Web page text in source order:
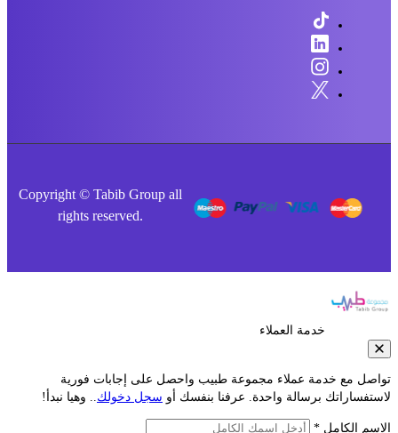
Copyright © Tabib Group all
rights reserved.
خدمة العملاء
مع خدمة عملاء مجموعة طبيب واحصل على إجابات فورية
برسالة واحدة. عرفنا بنفسك أوسجل دخولك.. وهيا نبدأ!
الكامل *